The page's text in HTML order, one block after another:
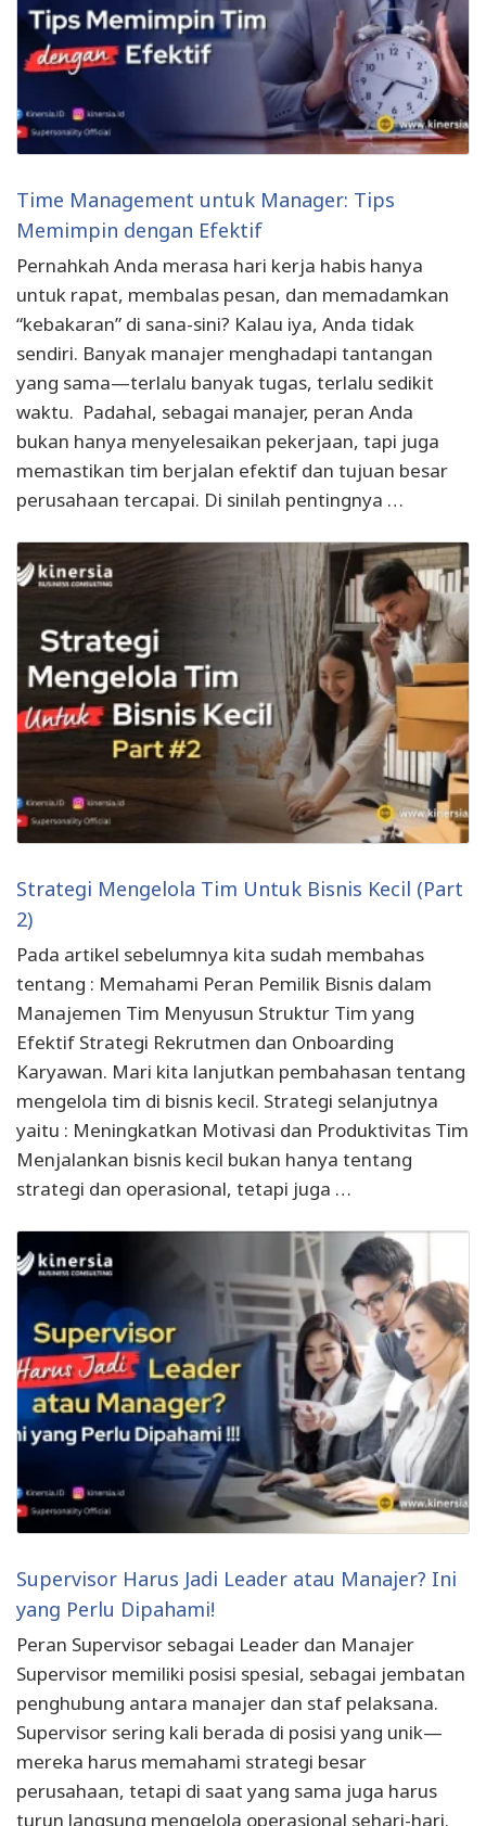
Time Management untuk Manager: Tips
Memimpin dengan Efektif
Pernahkah Anda merasa hari kerja habis hanya
untuk rapat, membalas pesan, dan memadamkan
“kebakaran” di sana-sini? Kalau iya, Anda tidak
sendiri. Banyak manajer menghadapi tantangan
yang sama—terlalu banyak tugas, terlalu sedikit
waktu. Padahal, sebagai manajer, peran Anda
bukan hanya menyelesaikan pekerjaan, tapi juga
memastikan tim berjalan efektif dan tujuan besar
perusahaan tercapai. Di sinilah pentingnya …
Strategi Mengelola Tim Untuk Bisnis Kecil (Part
2)
Pada artikel sebelumnya kita sudah membahas
tentang : Memahami Peran Pemilik Bisnis dalam
Manajemen Tim Menyusun Struktur Tim yang
Efektif Strategi Rekrutmen dan Onboarding
Karyawan. Mari kita lanjutkan pembahasan tentang
mengelola tim di bisnis kecil. Strategi selanjutnya
yaitu : Meningkatkan Motivasi dan Produktivitas Tim
Menjalankan bisnis kecil bukan hanya tentang
strategi dan operasional, tetapi juga …
Supervisor Harus Jadi Leader atau Manajer? Ini
yang Perlu Dipahami!
Peran Supervisor sebagai Leader dan Manajer
Supervisor memiliki posisi spesial, sebagai jembatan
penghubung antara manajer dan staf pelaksana.
Supervisor sering kali berada di posisi yang unik—
mereka harus memahami strategi besar
perusahaan, tetapi di saat yang sama juga harus
turun langsung mengelola operasional sehari-hari.